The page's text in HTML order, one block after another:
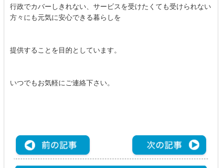
行政でカバーしきれない、サービスを受けたくても受けられない
方々にも元気に安心できる暮らしを
提供することを目的としています。
いつでもお気軽にご連絡下さい。